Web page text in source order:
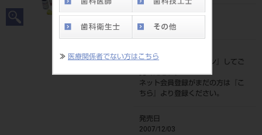
≫ 医療関係者でない方はこちら
JAN/EANコード
4580191030162
標準価格
価格の確認は『
ログイン
』してご
覧ください。
ネット会員登録がまだの方は『
こ
ちら
』より登録ください。
発売日
2007/12/03